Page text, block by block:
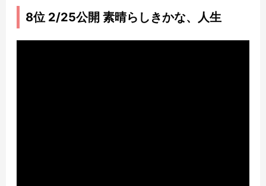
8位 2/25公開 素晴らしきかな、人生